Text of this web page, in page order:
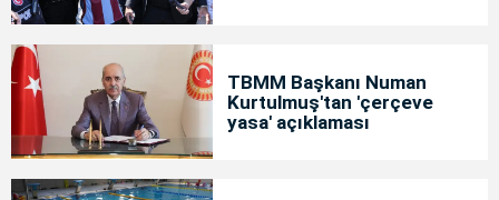
TBMM Başkanı Numan
Kurtulmuş'tan 'çerçeve
yasa' açıklaması